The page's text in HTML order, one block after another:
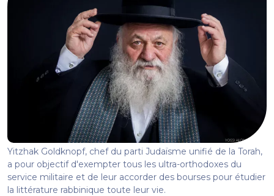
Yitzhak Goldknopf, chef du parti Judaïsme unifié de la Torah,
a pour objectif d'exempter tous les ultra-orthodoxes du
service militaire et de leur accorder des bourses pour étudier
la littérature rabbinique toute leur vie.